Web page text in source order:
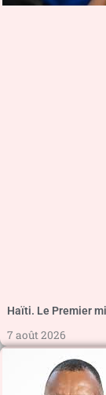
Haïti. Le Premier
7 août 2026